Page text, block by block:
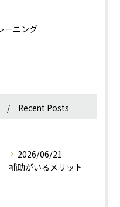
ーニング
Recent Posts
2026/06/21
補助がいるメリット